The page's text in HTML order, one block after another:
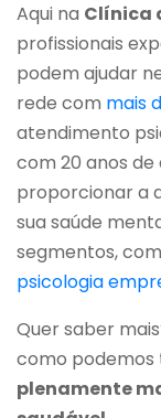
Aqui na Clínica
profissionais
podem ajudar
rede com mais
atendimento
com 20 anos de
proporcionar a
sua saúde
segmentos,
psicologia
Quer saber
como podemos
plenamente